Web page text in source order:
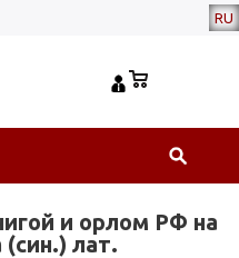
RU
и орлом РФ на
лат.